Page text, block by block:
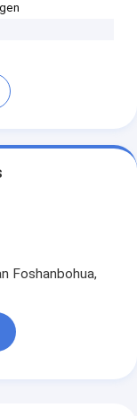
Foshanbohua,